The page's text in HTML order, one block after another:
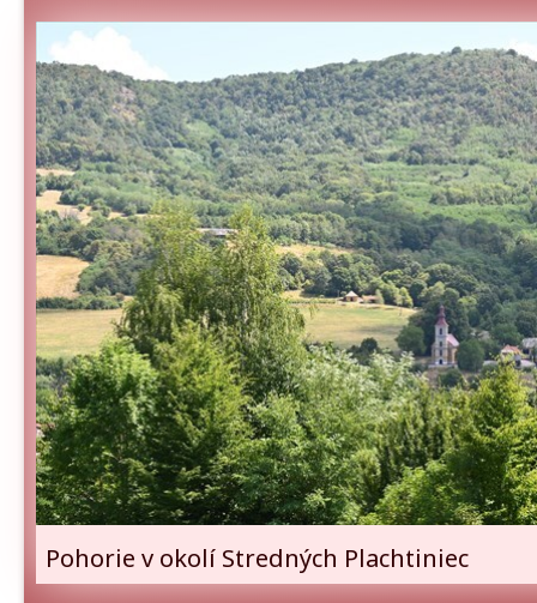
Pohorie v okolí Stredných Plachtiniec